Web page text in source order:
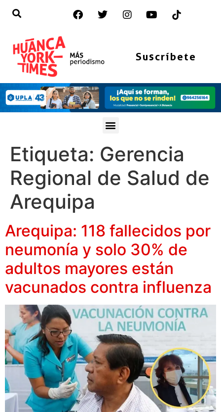
Suscríbete
Etiqueta: Gerencia
Regional de Salud de
Arequipa
Arequipa: 118 fallecidos por
neumonía y solo 30% de
adultos mayores están
vacunados contra influenza